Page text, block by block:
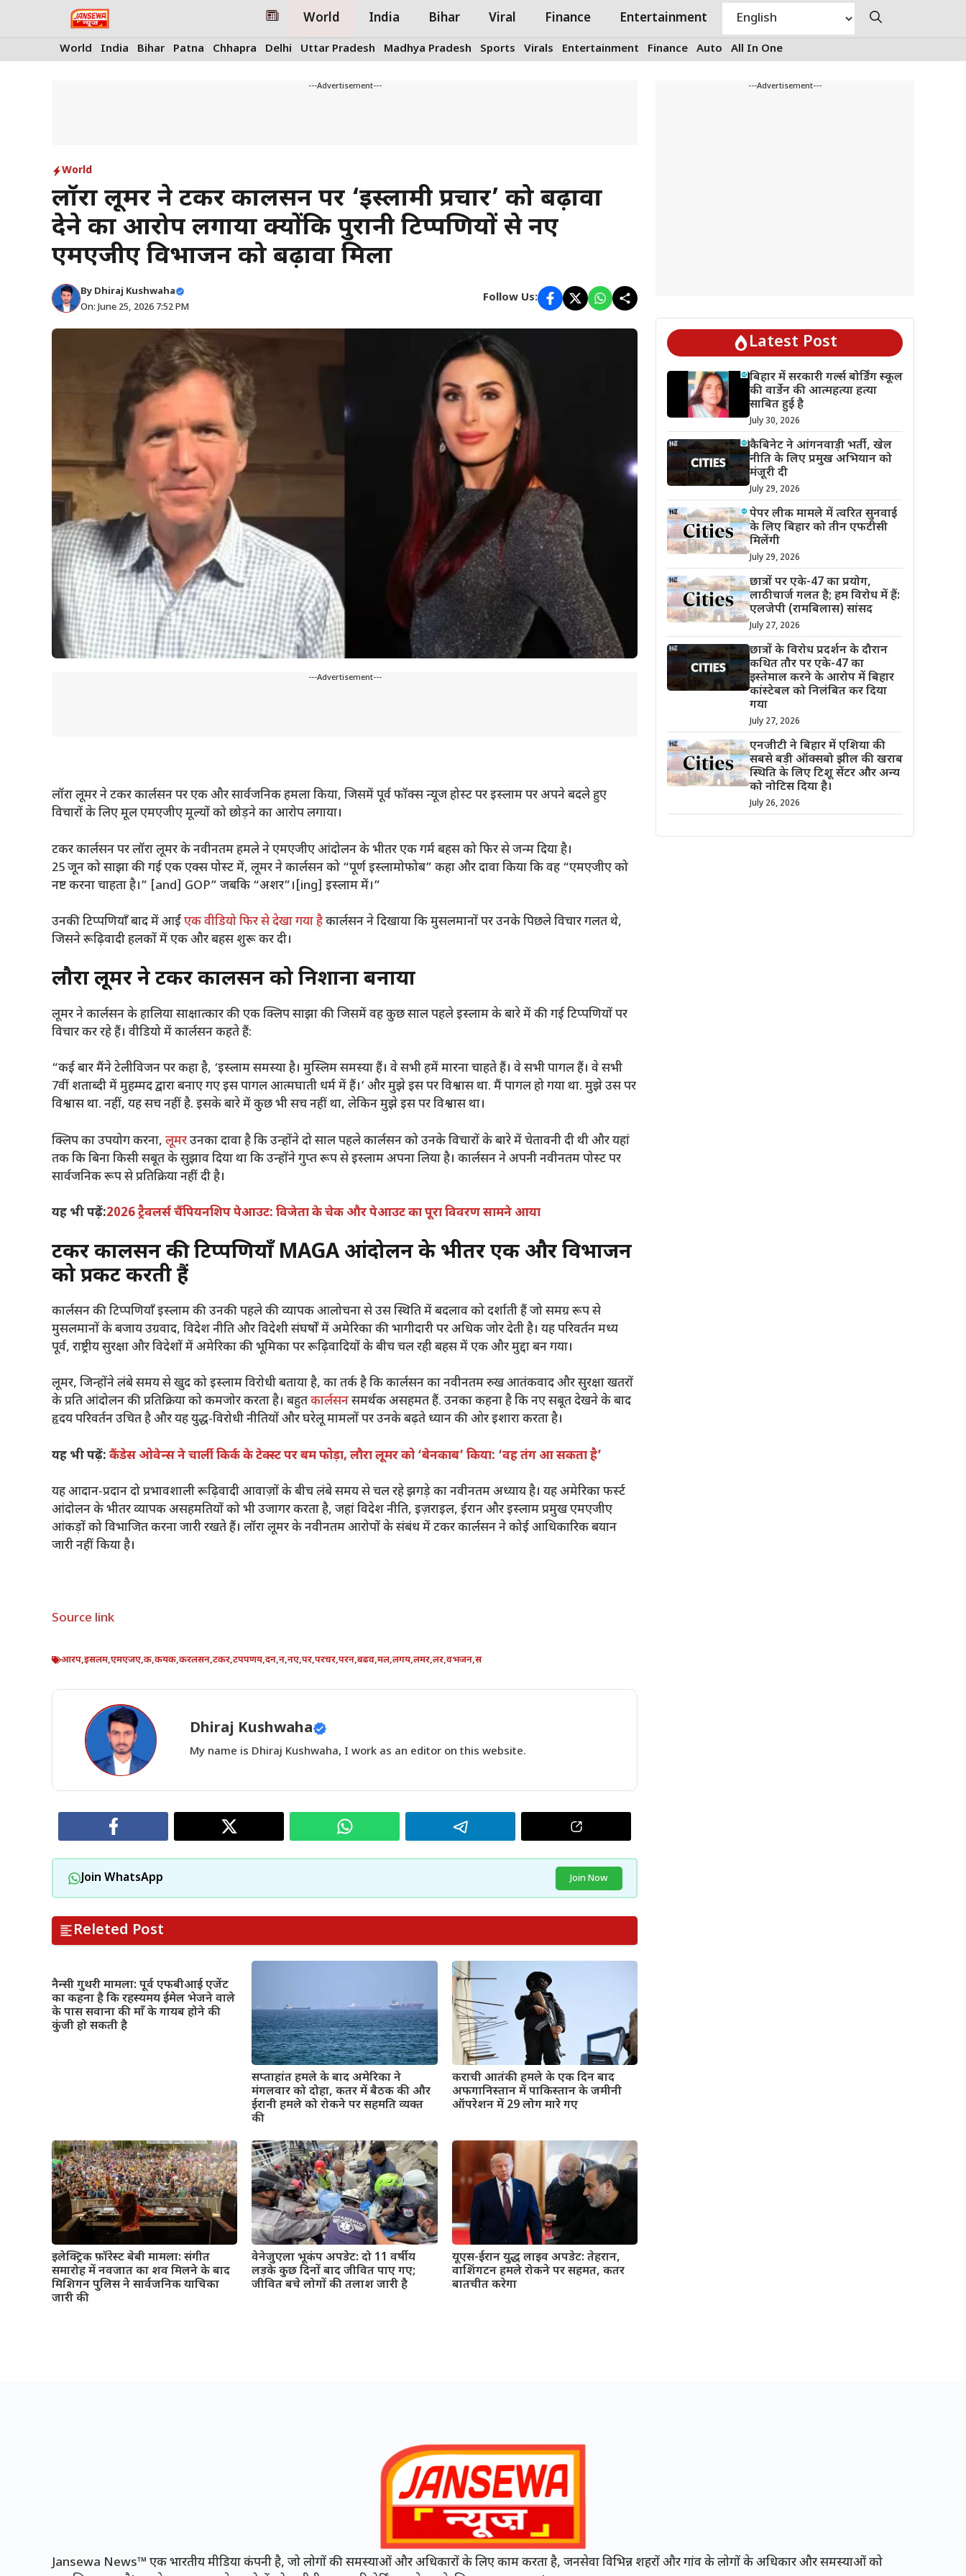
World India Bihar Viral Finance Entertainment
World India Bihar Patna Chhapra Delhi Uttar Pradesh Madhya Pradesh Sports Virals Entertainment Finance Auto All In One
---Advertisement---
World
लॉरा लूमर ने टकर कार्लसन पर ‘इस्लामी प्रचार’ को बढ़ावा
देने का आरोप लगाया क्योंकि पुरानी टिप्पणियों से नए
एमएजीए विभाजन को बढ़ावा मिला
By Dhiraj Kushwaha
On: June 25, 2026 7:52 PM
Follow Us:
---Advertisement---
लॉरा लूमर ने टकर कार्लसन पर एक और सार्वजनिक हमला किया, जिसमें पूर्व फॉक्स न्यूज होस्ट पर इस्लाम पर अपने बदले हुए
विचारों के लिए मूल एमएजीए मूल्यों को छोड़ने का आरोप लगाया।
टकर कार्लसन पर लॉरा लूमर के नवीनतम हमले ने एमएजीए आंदोलन के भीतर एक गर्म बहस को फिर से जन्म दिया है।
25 जून को साझा की गई एक एक्स पोस्ट में, लूमर ने कार्लसन को “पूर्ण इस्लामोफोब” कहा और दावा किया कि वह “एमएजीए को
नष्ट करना चाहता है।” [and] GOP” जबकि “अशर”।[ing] इस्लाम में।”
उनकी टिप्पणियाँ बाद में आईंएक वीडियो फिर से देखा गया हैकार्लसन ने दिखाया कि मुसलमानों पर उनके पिछले विचार गलत थे,
जिसने रूढ़िवादी हलकों में एक और बहस शुरू कर दी।
लौरा लूमर ने टकर कार्लसन को निशाना बनाया
लूमर ने कार्लसन के हालिया साक्षात्कार की एक क्लिप साझा की जिसमें वह कुछ साल पहले इस्लाम के बारे में की गई टिप्पणियों पर
विचार कर रहे हैं। वीडियो में कार्लसन कहते हैं:
“कई बार मैंने टेलीविजन पर कहा है, ‘इस्लाम समस्या है। मुस्लिम समस्या हैं। वे सभी हमें मारना चाहते हैं। वे सभी पागल हैं। वे सभी
7वीं शताब्दी में मुहम्मद द्वारा बनाए गए इस पागल आत्मघाती धर्म में हैं।’ और मुझे इस पर विश्वास था. मैं पागल हो गया था. मुझे उस पर
विश्वास था. नहीं, यह सच नहीं है. इसके बारे में कुछ भी सच नहीं था, लेकिन मुझे इस पर विश्वास था।
क्लिप का उपयोग करना, लूमरउनका दावा है कि उन्होंने दो साल पहले कार्लसन को उनके विचारों के बारे में चेतावनी दी थी और यहां
तक ​​कि बिना किसी सबूत के सुझाव दिया था कि उन्होंने गुप्त रूप से इस्लाम अपना लिया है। कार्लसन ने अपनी नवीनतम पोस्ट पर
सार्वजनिक रूप से प्रतिक्रिया नहीं दी है।
यह भी पढ़ें:2026 ट्रैवलर्स चैंपियनशिप पेआउट: विजेता के चेक और पेआउट का पूरा विवरण सामने आया
टकर कार्लसन की टिप्पणियाँ MAGA आंदोलन के भीतर एक और विभाजन
को प्रकट करती हैं
कार्लसन की टिप्पणियाँ इस्लाम की उनकी पहले की व्यापक आलोचना से उस स्थिति में बदलाव को दर्शाती हैं जो समग्र रूप से
मुसलमानों के बजाय उग्रवाद, विदेश नीति और विदेशी संघर्षों में अमेरिका की भागीदारी पर अधिक जोर देती है। यह परिवर्तन मध्य
पूर्व, राष्ट्रीय सुरक्षा और विदेशों में अमेरिका की भूमिका पर रूढ़िवादियों के बीच चल रही बहस में एक और मुद्दा बन गया।
लूमर, जिन्होंने लंबे समय से खुद को इस्लाम विरोधी बताया है, का तर्क है कि कार्लसन का नवीनतम रुख आतंकवाद और सुरक्षा खतरों
के प्रति आंदोलन की प्रतिक्रिया को कमजोर करता है। बहुतकार्लसनसमर्थक असहमत हैं. उनका कहना है कि नए सबूत देखने के बाद
हृदय परिवर्तन उचित है और यह युद्ध-विरोधी नीतियों और घरेलू मामलों पर उनके बढ़ते ध्यान की ओर इशारा करता है।
यह भी पढ़ें: कैंडेस ओवेन्स ने चार्ली किर्क के टेक्स्ट पर बम फोड़ा, लौरा लूमर को ‘बेनकाब’ किया: ‘वह तंग आ सकता है’
यह आदान-प्रदान दो प्रभावशाली रूढ़िवादी आवाज़ों के बीच लंबे समय से चल रहे झगड़े का नवीनतम अध्याय है। यह अमेरिका फर्स्ट
आंदोलन के भीतर व्यापक असहमतियों को भी उजागर करता है, जहां विदेश नीति, इज़राइल, ईरान और इस्लाम प्रमुख एमएजीए
आंकड़ों को विभाजित करना जारी रखते हैं। लॉरा लूमर के नवीनतम आरोपों के संबंध में टकर कार्लसन ने कोई आधिकारिक बयान
जारी नहीं किया है।
Source link
आरप,इसलम,एमएजए,क,कयक,करलसन,टकर,टपपणय,दन,न,नए,पर,परचर,परन,बढव,मल,लगय,लमर,लर,वभजन,स
Dhiraj Kushwaha
My name is Dhiraj Kushwaha, I work as an editor on this website.
Join WhatsApp Join Now
Releted Post
नैन्सी गुथरी मामला: पूर्व एफबीआई एजेंट
का कहना है कि रहस्यमय ईमेल भेजने वाले
के पास सवाना की माँ के गायब होने की
कुंजी हो सकती है
सप्ताहांत हमले के बाद अमेरिका ने
मंगलवार को दोहा, कतर में बैठक की और
ईरानी हमले को रोकने पर सहमति व्यक्त
की
कराची आतंकी हमले के एक दिन बाद
अफगानिस्तान में पाकिस्तान के जमीनी
ऑपरेशन में 29 लोग मारे गए
इलेक्ट्रिक फ़ॉरेस्ट बेबी मामला: संगीत
समारोह में नवजात का शव मिलने के बाद
मिशिगन पुलिस ने सार्वजनिक याचिका
जारी की
वेनेजुएला भूकंप अपडेट: दो 11 वर्षीय
लड़के कुछ दिनों बाद जीवित पाए गए;
जीवित बचे लोगों की तलाश जारी है
यूएस-ईरान युद्ध लाइव अपडेट: तेहरान,
वाशिंगटन हमले रोकने पर सहमत, कतर
बातचीत करेगा
---Advertisement---
Latest Post
बिहार में सरकारी गर्ल्स बोर्डिंग स्कूल
की वार्डेन की आत्महत्या हत्या
साबित हुई है
July 30, 2026
कैबिनेट ने आंगनवाड़ी भर्ती, खेल
नीति के लिए प्रमुख अभियान को
मंजूरी दी
July 29, 2026
पेपर लीक मामले में त्वरित सुनवाई
के लिए बिहार को तीन एफटीसी
मिलेंगी
July 29, 2026
छात्रों पर एके-47 का प्रयोग,
लाठीचार्ज गलत है; हम विरोध में हैं:
एलजेपी (रामबिलास) सांसद
July 27, 2026
छात्रों के विरोध प्रदर्शन के दौरान
कथित तौर पर एके-47 का
इस्तेमाल करने के आरोप में बिहार
कांस्टेबल को निलंबित कर दिया
गया
July 27, 2026
एनजीटी ने बिहार में एशिया की
सबसे बड़ी ऑक्सबो झील की खराब
स्थिति के लिए टिशू सेंटर और अन्य
को नोटिस दिया है।
July 26, 2026
Jansewa News™ एक भारतीय मीडिया कंपनी है, जो लोगों की समस्याओं और अधिकारों के लिए काम करता है, जनसेवा विभिन्न शहरों और गांव के लोगों के अधिकार और समस्याओं को